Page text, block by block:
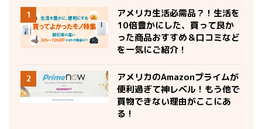
1
アメリカ生活必需品？！生活を
10倍豊かにした、買って良か
った商品おすすめ＆口コミなど
を一気にご紹介！
2
アメリカのAmazonプライムが
便利過ぎて神レベル！もう他で
買物できない理由がここにあ
る！